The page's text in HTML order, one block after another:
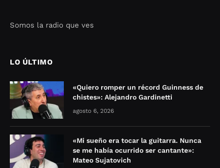
Somos la radio que ves
LO ÚLTIMO
«Quiero romper un récord Guinness de
chistes»: Alejandro Gardinetti
agosto 6, 2026
«Mi sueño era tocar la guitarra. Nunca
se me había ocurrido ser cantante»:
Mateo Sujatovich